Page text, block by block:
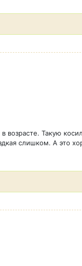
Такую
слишком. А это